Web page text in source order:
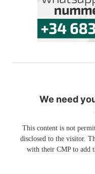
We need
This content is not
disclosed to the visitor.
with their CMP to add